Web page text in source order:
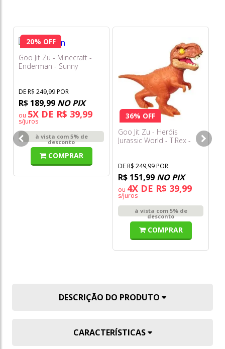
20% OFF
Goo Jit Zu - Minecraft -
Enderman - Sunny
DE R$ 249,99 POR
R$ 189,99 NO PIX
ou 5X DE R$ 39,99
s/juros
à vista com 5% de
desconto
COMPRAR
36% OFF
Goo Jit Zu - Heróis
Jurassic World - T.Rex -
DE R$ 249,99 POR
R$ 151,99 NO PIX
ou 4X DE R$ 39,99
s/juros
à vista com 5% de
desconto
COMPRAR
DESCRIÇÃO DO PRODUTO
CARACTERÍSTICAS